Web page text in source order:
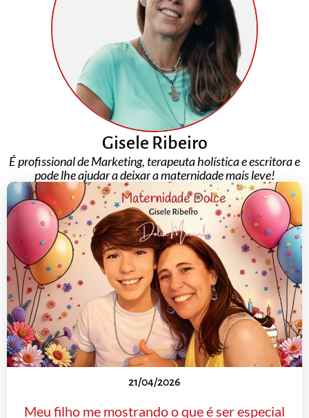
Gisele Ribeiro
É profissional de Marketing, terapeuta holística e escritora e
pode lhe ajudar a deixar a maternidade mais leve!
21/04/2026
Meu filho me mostrando o que é ser especial